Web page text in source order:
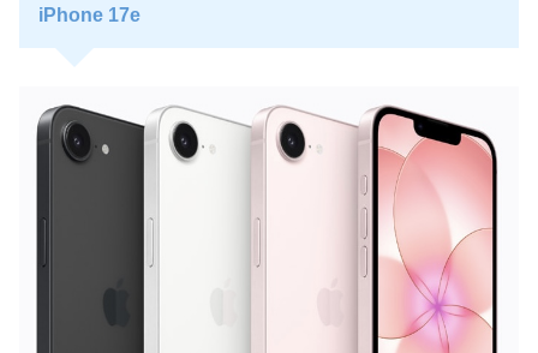
iPhone 17e